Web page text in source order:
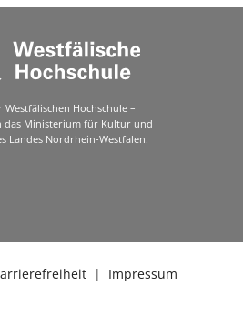
Westfälischen Hochschule –
das Ministerium für Kultur und
Landes Nordrhein-Westfalen.
| Impressum